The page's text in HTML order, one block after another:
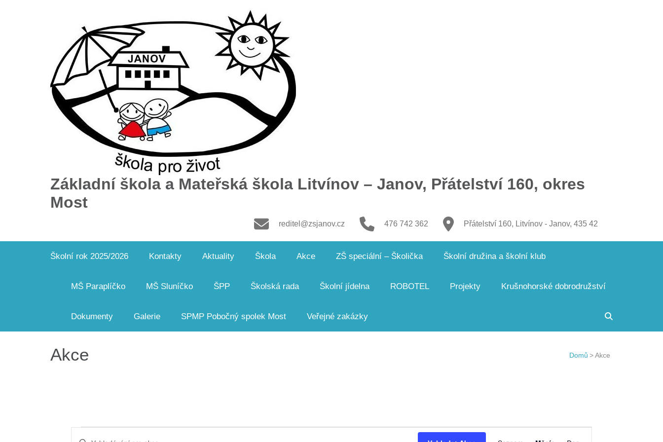
Základní škola a Mateřská škola Litvínov – Janov, Přátelství 160, okres
Most
Přátelství 160, Litvínov - Janov, 435 42
476 742 362
reditel@zsjanov.cz
Školní rok 2025/2026 Kontakty Aktuality Škola Akce ZŠ speciální – Školička Školní družina a školní klub
MŠ Paraplíčko MŠ Sluníčko ŠPP Školská rada Školní jídelna ROBOTEL Projekty Krušnohorské dobrodružství
Dokumenty Galerie SPMP Pobočný spolek Most Veřejné zakázky
Akce Domů >Akce
Akce
Enter